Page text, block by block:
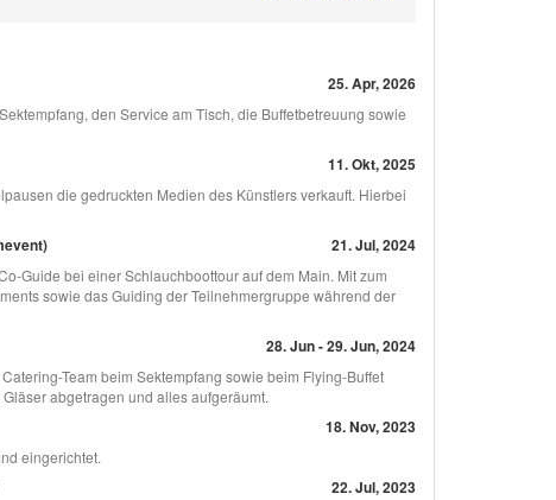
25. Apr, 2026
den Service am Tisch, die Buffetbetreuung sowie
11. Okt, 2025
die gedruckten Medien des Künstlers verkauft. Hierbei
21. Jul, 2024
Guide bei einer Schlauchboottour auf dem Main. Mit zum
sowie das Guiding der Teilnehmergruppe während der
28. Jun - 29. Jun, 2024
Team beim Sektempfang sowie beim Flying-Buffet
abgetragen und alles aufgeräumt.
18. Nov, 2023
eingerichtet.
22. Jul, 2023